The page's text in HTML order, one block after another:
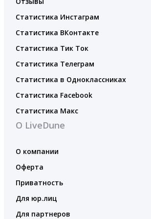
Статистика Инстаграм
Статистика ВКонтакте
Статистика Тик Ток
Статистика Телеграм
Статистика в Одноклассниках
Статистика Facebook
Статистика Макс
О LiveDune
О компании
Оферта
Приватность
Для юр.лиц
Для партнеров